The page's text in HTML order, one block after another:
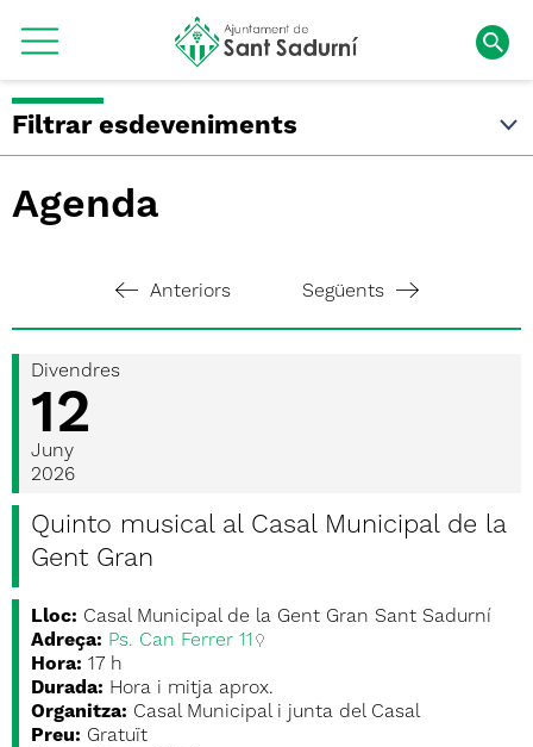
Filtrar esdeveniments
Agenda
Anteriors Següents
Divendres
12
Juny
2026
Quinto musical al Casal Municipal de la
Gent Gran
Lloc: Casal Municipal de la Gent Gran Sant Sadurní
Adreça: Ps. Can Ferrer 11
Hora: 17 h
Durada: Hora i mitja aprox.
Organitza: Casal Municipal i junta del Casal
Preu: Gratuït